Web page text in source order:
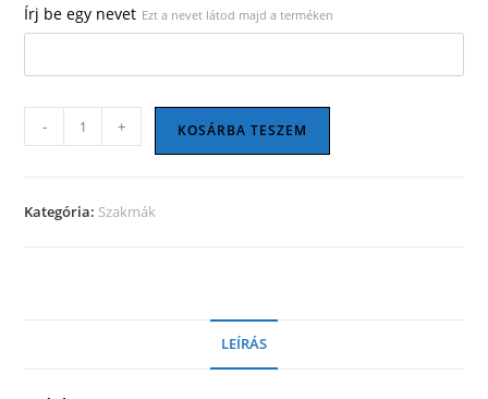
Írj be egy nevet Ezt a nevet látod majd a terméken
bögre
mennyiség
- + KOSÁRBA TESZEM
Kategória: Szakmák
LEÍRÁS